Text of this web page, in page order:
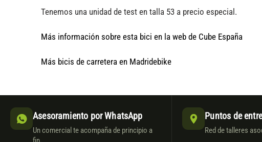
Tenemos una unidad de test en talla 53 a precio especial.
Más información sobre esta bici en la web de Cube España
Más bicis de carretera en Madridebike
Asesoramiento por WhatsApp
Un comercial te acompaña de principio a
Puntos de
Red de talleres